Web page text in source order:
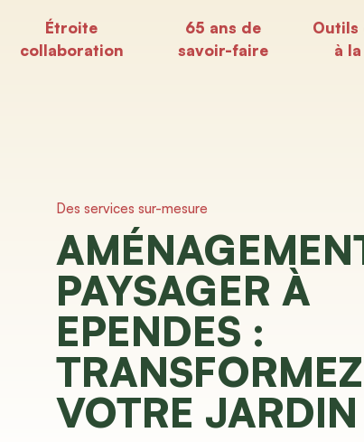
Étroite
collaboration
65 ans de
savoir-faire
Outils
à
Des services sur-mesure
PAYSAGER À
EPENDES :
TRANSFORMEZ
VOTRE JARDIN